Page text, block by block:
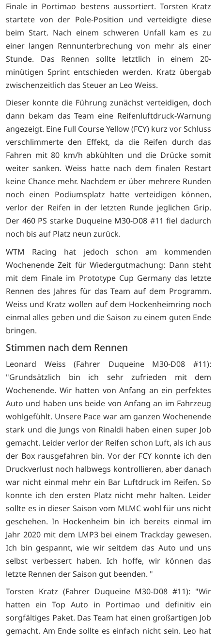
Finale in Portimao bestens aussortiert. Torsten Kratz
startete von der Pole-Position und verteidigte diese
beim Start. Nach einem schweren Unfall kam es zu
einer langen Rennunterbrechung von mehr als einer
Stunde. Das Rennen sollte letztlich in einem 20-
minütigen Sprint entschieden werden. Kratz übergab
zwischenzeitlich das Steuer an Leo Weiss.
Dieser konnte die Führung zunächst verteidigen, doch
dann bekam das Team eine Reifenluftdruck-Warnung
angezeigt. Eine Full Course Yellow (FCY) kurz vor Schluss
verschlimmerte den Effekt, da die Reifen durch das
Fahren mit 80 km/h abkühlten und die Drücke somit
weiter sanken. Weiss hatte nach dem finalen Restart
keine Chance mehr. Nachdem er über mehrere Runden
noch einen Podiumsplatz hatte verteidigen können,
verlor der Reifen in der letzten Runde jeglichen Grip.
Der 460 PS starke Duqueine M30-D08 #11 fiel dadurch
noch bis auf Platz neun zurück.
WTM Racing hat jedoch schon am kommenden
Wochenende Zeit für Wiedergutmachung: Dann steht
mit dem Finale im Prototype Cup Germany das letzte
Rennen des Jahres für das Team auf dem Programm.
Weiss und Kratz wollen auf dem Hockenheimring noch
einmal alles geben und die Saison zu einem guten Ende
bringen.
Stimmen nach dem Rennen
Leonard Weiss (Fahrer Duqueine M30-D08 #11):
"Grundsätzlich bin ich sehr zufrieden mit dem
Wochenende. Wir hatten von Anfang an ein perfektes
Auto und haben uns beide von Anfang an im Fahrzeug
wohlgefühlt. Unsere Pace war am ganzen Wochenende
stark und die Jungs von Rinaldi haben einen super Job
gemacht. Leider verlor der Reifen schon Luft, als ich aus
der Box rausgefahren bin. Vor der FCY konnte ich den
Druckverlust noch halbwegs kontrollieren, aber danach
war nicht einmal mehr ein Bar Luftdruck im Reifen. So
konnte ich den ersten Platz nicht mehr halten. Leider
sollte es in dieser Saison vom MLMC wohl für uns nicht
geschehen. In Hockenheim bin ich bereits einmal im
Jahr 2020 mit dem LMP3 bei einem Trackday gewesen.
Ich bin gespannt, wie wir seitdem das Auto und uns
selbst verbessert haben. Ich hoffe, wir können das
letzte Rennen der Saison gut beenden. "
Torsten Kratz (Fahrer Duqueine M30-D08 #11): "Wir
hatten ein Top Auto in Portimao und definitiv ein
sorgfältiges Paket. Das Team hat einen großartigen Job
gemacht. Am Ende sollte es einfach nicht sein. Leo hat